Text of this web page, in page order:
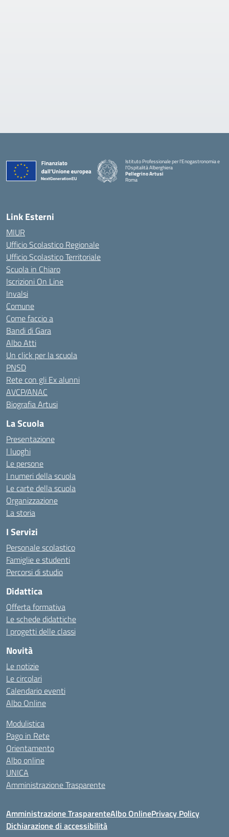
Istituto Professionale per l'Enogastronomia e
l'Ospitalità Alberghiera
Pellegrino Artusi
Roma
Link Esterni
MIUR
Ufficio Scolastico Regionale
Ufficio Scolastico Territoriale
Scuola in Chiaro
Iscrizioni On Line
Invalsi
Comune
Come faccio a
Bandi di Gara
Albo Atti
Un click per la scuola
PNSD
Rete con gli Ex alunni
AVCP/ANAC
Biografia Artusi
La Scuola
Presentazione
I luoghi
Le persone
I numeri della scuola
Le carte della scuola
Organizzazione
La storia
I Servizi
Personale scolastico
Famiglie e studenti
Percorsi di studio
Didattica
Offerta formativa
Le schede didattiche
I progetti delle classi
Novità
Le notizie
Le circolari
Calendario eventi
Albo Online
Modulistica
Pago in Rete
Orientamento
Albo online
UNICA
Amministrazione Trasparente
Amministrazione TrasparenteAlbo OnlinePrivacy Policy
Dichiarazione di accessibilità